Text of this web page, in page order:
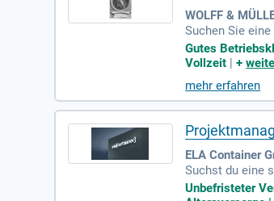
WOLFF &
Suchen Sie
enen Ihre
gaben
m in
Gutes
Vollzeit |+
mehr erfahren
ELA Container
Suchst du eine
ermingerechte
Unbefristeter